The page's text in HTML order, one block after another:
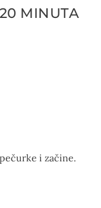
MINUTA
i začine.